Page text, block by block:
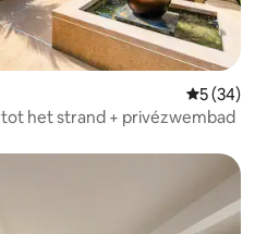
5 (34)
het strand + privézwembad